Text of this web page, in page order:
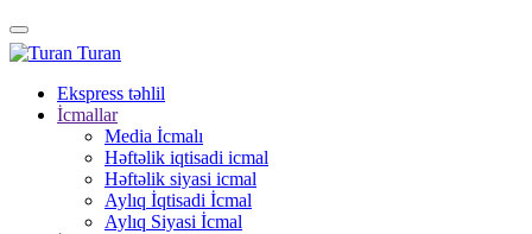
Turan
Ekspress təhlil
İcmallar
Media İcmalı
Həftəlik iqtisadi icmal
Həftəlik siyasi icmal
Aylıq İqtisadi İcmal
Aylıq Siyasi İcmal